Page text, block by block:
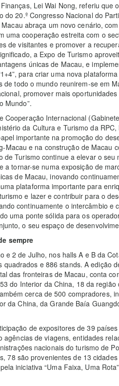
Lei Wai Nong, referiu que
20.º Congresso Nacional do
abraça um novo cenário,
uma cooperação estreita com o
de visitantes e promover a
a Expo de Turismo
únicas de Macau, e
para criar uma nova
de todo o mundo reunirem-se em
promover mais
Mundo”.
Cooperação Internacional
da Cultura e Turismo da RPC,
importante na promoção do
e na construção de Macau
de Turismo continue a elevar o seu
tornar-se numa exposição de
de Macau, inovando
plataforma importante para
e lazer e contribuir para o
continuamente o intercâmbio e
uma ponte sólida para os
o seu espaço de
sempre
e 2 de Julho, nos halls A e B da
e 886 stands. A edição
das fronteiras de Macau, conta
do Interior da China, 18 da região
cerca de 500 compradores,
da China, da Grande Baía
de expositores de 39
de viagens, entidades
nacionais do turismo de
78 são provenientes de 13
iniciativa “Uma Faixa, Uma